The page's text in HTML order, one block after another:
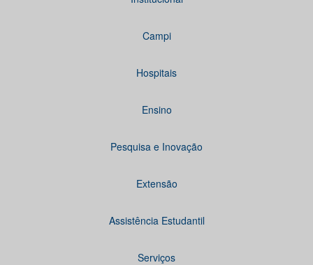
Campi
Hospitais
Ensino
Pesquisa e Inovação
Extensão
Assistência Estudantil
Serviços